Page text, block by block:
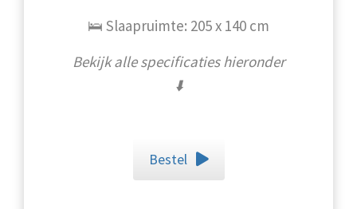
🛌 Slaapruimte: 205 x 140 cm
Bekijk alle specificaties hieronder
⬇️
Bestel